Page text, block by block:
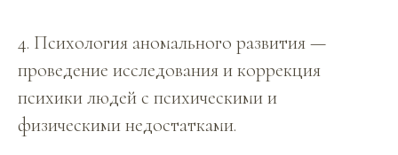
4. Психология аномального развития —
проведение исследования и коррекция
психики людей с психическими и
физическими недостатками.